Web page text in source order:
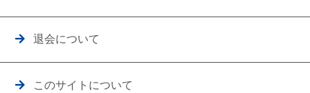
退会について
このサイトについて